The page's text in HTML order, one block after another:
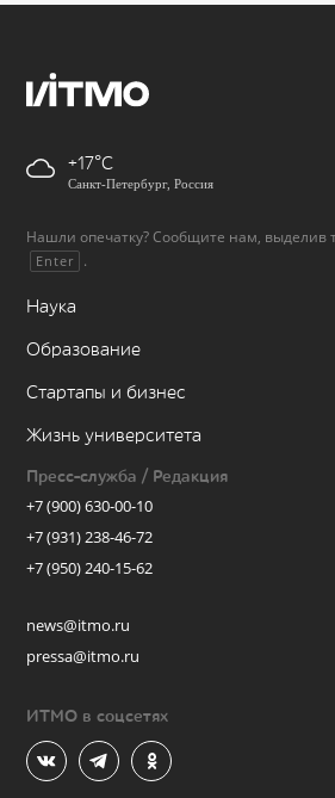
+17
Санкт-Петербург, Россия
Нашли опечатку? Сообщите нам, выделив
Enter .
Наука
Образование
Стартапы и бизнес
Жизнь университета
Пресс-служба / Редакция
+7 (900) 630-00-10
+7 (931) 238-46-72
+7 (950) 240-15-62
news@itmo.ru
pressa@itmo.ru
ИТМО в соцсетях